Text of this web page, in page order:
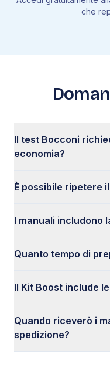
che
Il test Bocconi
economia?
È possibile ripetere
I manuali includono
Quanto tempo di
Il Kit Boost include
Quando riceverò i
spedizione?